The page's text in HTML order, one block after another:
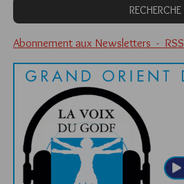
Abonnement aux Newsletters - RSS